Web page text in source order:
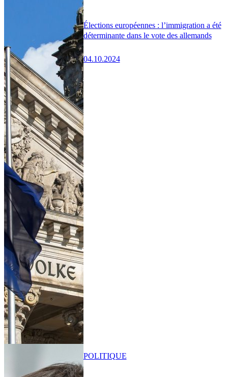
Élections européennes : l’immigration a été
déterminante dans le vote des allemands
04.10.2024
POLITIQUE